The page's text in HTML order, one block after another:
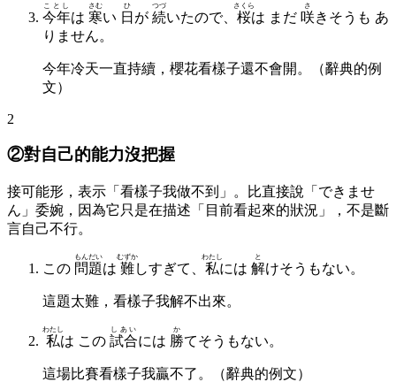
今年
ことし
は 寒
さむ
い 日
ひ
が 続
つづ
いたので、 桜
さくら
は まだ 咲
さ
きそうも あ
りません。
今年冷天一直持續，櫻花看樣子還不會開。（辭典的例
文）
2
②對自己的能力沒把握
接可能形，表示「看樣子我做不到」。比直接說「できませ
ん」委婉，因為它只是在描述「目前看起來的狀況」，不是斷
言自己不行。
この 問題
もんだい
は 難
むずか
しすぎて、 私
わたし
には 解
と
けそうもない。
這題太難，看樣子我解不出來。
私
わたし
は この 試合
しあい
には 勝
か
てそうもない。
這場比賽看樣子我贏不了。（辭典的例文）